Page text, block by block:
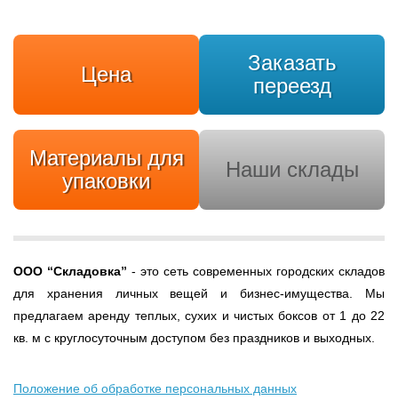
Цена
Заказать
переезд
Материалы для
упаковки
Наши склады
ООО “Складовка” - это сеть современных городских складов
для хранения личных вещей и бизнес-имущества. Мы
предлагаем аренду теплых, сухих и чистых боксов от 1 до 22
кв. м с круглосуточным доступом без праздников и выходных.
Положение об обработке персональных данных